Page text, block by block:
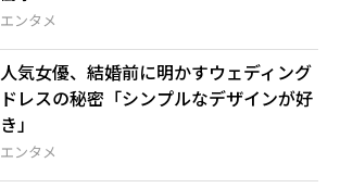
エンタメ
エンタメ
人気女優、結婚前に明かすウェディング
ドレスの秘密「シンプルなデザインが好
き」